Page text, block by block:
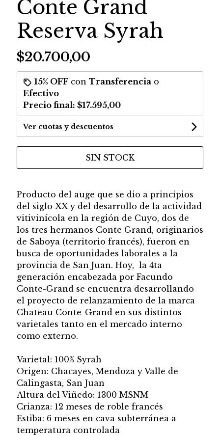
Conte Grand
Reserva Syrah
$20.700,00
15% OFFcon Transferencia o
Efectivo
Precio final: $17.595,00
Ver cuotas y descuentos
SIN STOCK
Producto del auge que se dio a principios
del siglo XX y del desarrollo de la actividad
vitivinícola en la región de Cuyo, dos de
los tres hermanos Conte Grand, originarios
de Saboya (territorio francés), fueron en
busca de oportunidades laborales a la
provincia de San Juan. Hoy, la 4ta
generación encabezada por Facundo
Conte-Grand se encuentra desarrollando
el proyecto de relanzamiento de la marca
Chateau Conte-Grand en sus distintos
varietales tanto en el mercado interno
como externo.
Varietal: 100% Syrah
Origen: Chacayes, Mendoza y Valle de
Calingasta, San Juan
Altura del Viñedo: 1300 MSNM
Crianza: 12 meses de roble francés
Estiba: 6 meses en cava subterránea a
temperatura controlada